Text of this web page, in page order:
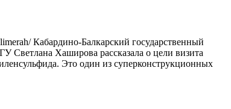
Кабардино-Балкарский государственный
Светлана Хаширова рассказала о цели визита
Это один из суперконструкционных